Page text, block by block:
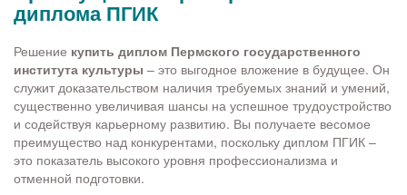
диплома ПГИК
Решение купить диплом Пермского государственного
института культуры – это выгодное вложение в будущее. Он
служит доказательством наличия требуемых знаний и умений,
существенно увеличивая шансы на успешное трудоустройство
и содействуя карьерному развитию. Вы получаете весомое
преимущество над конкурентами, поскольку диплом ПГИК –
это показатель высокого уровня профессионализма и
отменной подготовки.